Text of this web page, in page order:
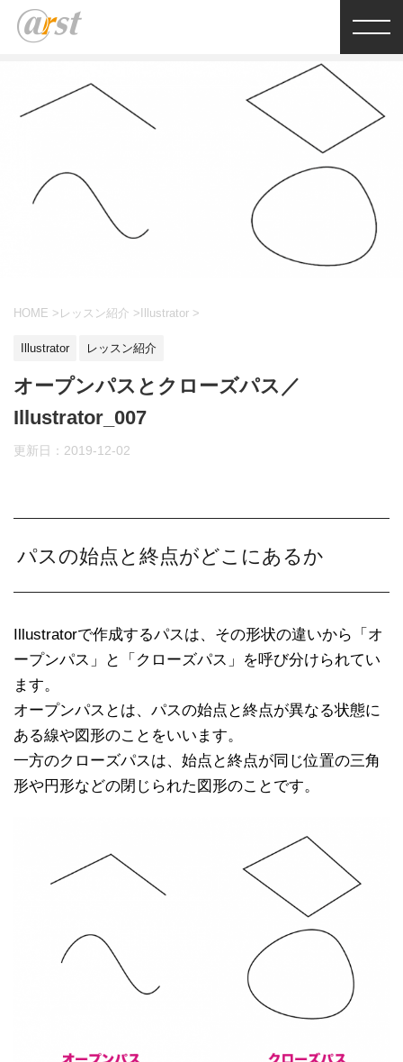
HOME > レッスン紹介 > Illustrator >
Illustrator レッスン紹介
オープンパスとクローズパス／
Illustrator_007
更新日： 2019-12-02
パスの始点と終点がどこにあるか
Illustratorで作成するパスは、その形状の違いから「オ
ープンパス」と「クローズパス」を呼び分けられてい
ます。
オープンパスとは、パスの始点と終点が異なる状態に
ある線や図形のことをいいます。
一方のクローズパスは、始点と終点が同じ位置の三角
形や円形などの閉じられた図形のことです。